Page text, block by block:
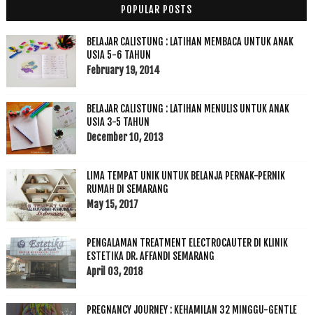
POPULAR POSTS
BELAJAR CALISTUNG : LATIHAN MEMBACA UNTUK ANAK
USIA 5-6 TAHUN
February 19, 2014
BELAJAR CALISTUNG : LATIHAN MENULIS UNTUK ANAK
USIA 3-5 TAHUN
December 10, 2013
LIMA TEMPAT UNIK UNTUK BELANJA PERNAK-PERNIK
RUMAH DI SEMARANG
May 15, 2017
PENGALAMAN TREATMENT ELECTROCAUTER DI KLINIK
ESTETIKA DR. AFFANDI SEMARANG
April 03, 2018
PREGNANCY JOURNEY : KEHAMILAN 32 MINGGU-GENTLE